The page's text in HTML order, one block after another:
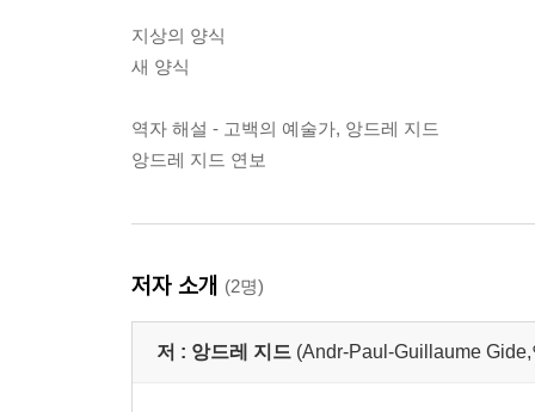
지상의 양식
새 양식
역자 해설 - 고백의 예술가, 앙드레 지드
앙드레 지드 연보
저자 소개 (2명)
저 : 앙드레 지드 (Andr-Paul-Guillaume